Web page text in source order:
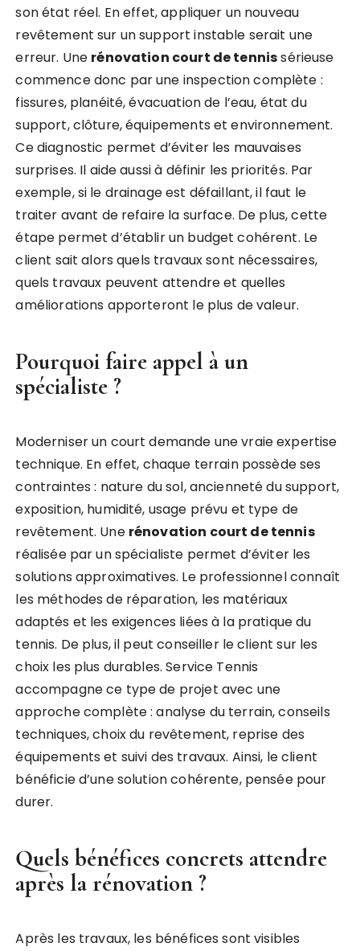
son état réel. En effet, appliquer un nouveau
revêtement sur un support instable serait une
erreur. Une rénovation court de tennissérieuse
commence donc par une inspection complète :
fissures, planéité, évacuation de l’eau, état du
support, clôture, équipements et environnement.
Ce diagnostic permet d’éviter les mauvaises
surprises. Il aide aussi à définir les priorités. Par
exemple, si le drainage est défaillant, il faut le
traiter avant de refaire la surface. De plus, cette
étape permet d’établir un budget cohérent. Le
client sait alors quels travaux sont nécessaires,
quels travaux peuvent attendre et quelles
améliorations apporteront le plus de valeur.
Pourquoi faire appel à un
spécialiste ?
Moderniser un court demande une vraie expertise
technique. En effet, chaque terrain possède ses
contraintes : nature du sol, ancienneté du support,
exposition, humidité, usage prévu et type de
revêtement. Une rénovation court de tennis
réalisée par un spécialiste permet d’éviter les
solutions approximatives. Le professionnel connaît
les méthodes de réparation, les matériaux
adaptés et les exigences liées à la pratique du
tennis. De plus, il peut conseiller le client sur les
choix les plus durables. Service Tennis
accompagne ce type de projet avec une
approche complète : analyse du terrain, conseils
techniques, choix du revêtement, reprise des
équipements et suivi des travaux. Ainsi, le client
bénéficie d’une solution cohérente, pensée pour
durer.
Quels bénéfices concrets attendre
après la rénovation ?
Après les travaux, les bénéfices sont visibles